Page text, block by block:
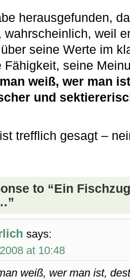
herausgefunden,
wahrscheinlich, weil
seine Werte im
Fähigkeit, seine
weiß, wer man
und
trefflich gesagt –
to “Ein
says:
at 10:48
weiß, wer man ist,